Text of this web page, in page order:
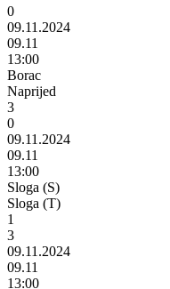
0
09.11.2024
09.11
13:00
Borac
Naprijed
3
0
09.11.2024
09.11
13:00
Sloga (S)
Sloga (T)
1
3
09.11.2024
09.11
13:00